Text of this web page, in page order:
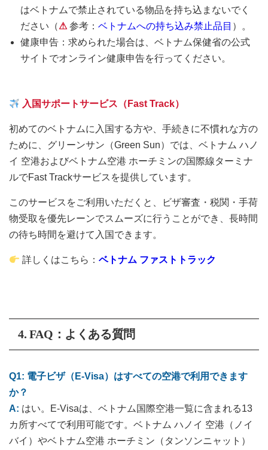
はベトナムで禁止されている物品を持ち込まないでく
ださい（⚠ 参考：ベトナムへの持ち込み禁止品目 ）。
健康申告：求められた場合は、ベトナム保健省の公式
サイトでオンライン健康申告を行ってください。
入国サポートサービス（Fast Track）
初めてのベトナムに入国する方や、手続きに不慣れな方の
ために、グリーンサン（Green Sun）では、ベトナム ハノ
イ 空港およびベトナム空港 ホーチミンの国際線ターミナ
ルでFast Trackサービスを提供しています。
このサービスをご利用いただくと、ビザ審査・税関・手荷
物受取を優先レーンでスムーズに行うことができ、長時間
の待ち時間を避けて入国できます。
詳しくはこちら：ベトナム ファストトラック
4. FAQ：よくある質問
Q1: 電子ビザ（E-Visa）はすべての空港で利用できます
か？
A: はい。E-Visaは、ベトナム国際空港一覧に含まれる13
カ所すべてで利用可能です。ベトナム ハノイ 空港（ノイ
バイ）やベトナム空港 ホーチミン（タンソンニャット）